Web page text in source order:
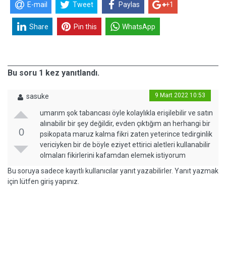
E-mail Tweet Paylas +1
Share Pin this WhatsApp
Bu soru 1 kez yanıtlandı.
sasuke 9 Mart 2022 10:53
0
umarım şok tabancası öyle kolaylıkla erişilebilir ve satın
alınabilir bir şey değildir, evden çıktığım an herhangi bir
psikopata maruz kalma fikri zaten yeterince tedirginlik
vericiyken bir de böyle eziyet ettirici aletleri kullanabilir
olmaları fikirlerini kafamdan elemek istiyorum
Bu soruya sadece kayıtlı kullanıcılar yanıt yazabilirler. Yanıt yazmak
için lütfen giriş yapınız.